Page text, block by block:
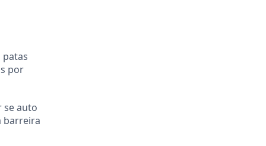
patas
por
se auto
barreira